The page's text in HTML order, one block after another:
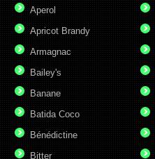
Aperol
Apricot Brandy
Armagnac
Bailey's
Banane
Batida Coco
Bénédictine
Bitter